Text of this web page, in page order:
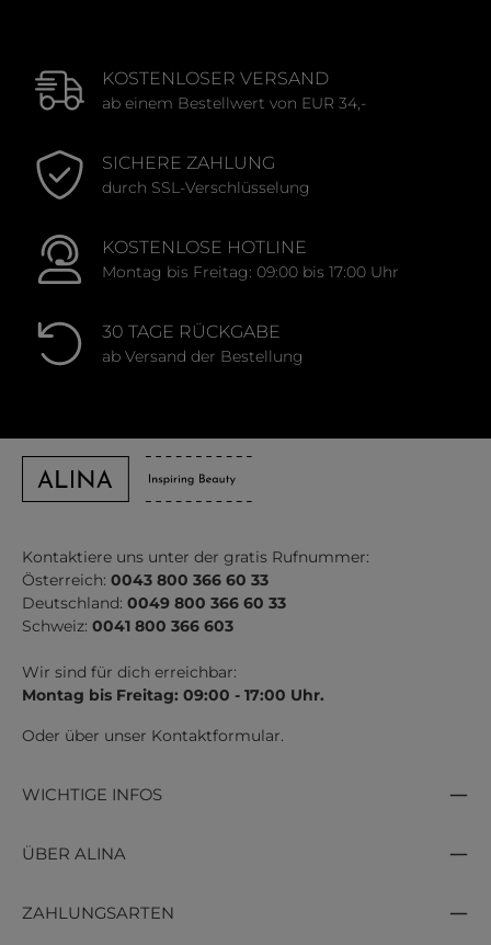
KOSTENLOSER VERSAND
ab einem Bestellwert von EUR 34,-
SICHERE ZAHLUNG
durch SSL-Verschlüsselung
KOSTENLOSE HOTLINE
Montag bis Freitag: 09:00 bis 17:00 Uhr
30 TAGE RÜCKGABE
ab Versand der Bestellung
Kontaktiere uns unter der gratis Rufnummer:
Österreich: 0043 800 366 60 33
Deutschland: 0049 800 366 60 33
Schweiz: 0041 800 366 603
Wir sind für dich erreichbar:
Montag bis Freitag: 09:00 - 17:00 Uhr.
Oder über unser Kontaktformular.
WICHTIGE INFOS
ÜBER ALINA
ZAHLUNGSARTEN